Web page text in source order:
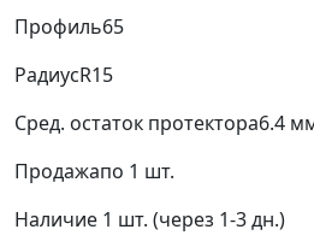
Профиль65
РадиусR15
Сред. остаток протектора6.4
Продажапо 1 шт.
Наличие 1 шт. (через 1-3 дн.)